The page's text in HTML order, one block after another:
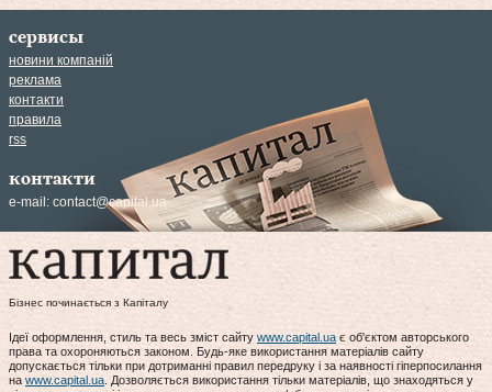
сервисы
новини компаній
реклама
контакти
правила
rss
контакти
e-mail: contact@capital.ua
Бізнес починається з Капіталу
Ідеї оформлення, стиль та весь зміст сайту www.capital.ua є об'єктом авторського
права та охороняються законом. Будь-яке використання матеріалів сайту
допускається тільки при дотриманні правил передруку і за наявності гіперпосилання
на www.capital.ua. Дозволяється використання тільки матеріалів, що знаходяться у